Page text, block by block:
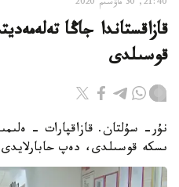
21:40, 30 ماۋسىم 2020
قازاقستاندا جاڭا
قوسىلدى
نۇر- سۇلتان. قازاقپارات –
ىسكە قوسىلدى، دەپ حابارلايدى